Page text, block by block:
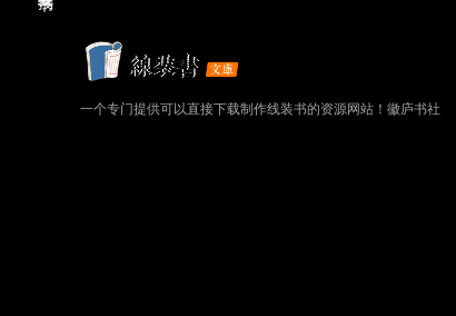
一个专门提供可以直接下载制作线装书的资源网站！徽庐书社